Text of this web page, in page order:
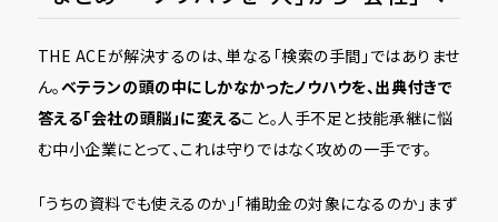
THE ACEが解決するのは、単なる「検索の手間」ではありませ
ん。ベテランの頭の中にしかなかったノウハウを、出典付きで
答える「会社の頭脳」に変えること。人手不足と技能承継に悩
む中小企業にとって、これは守りではなく攻めの一手です。
「うちの資料でも使えるのか」「補助金の対象になるのか」――まず